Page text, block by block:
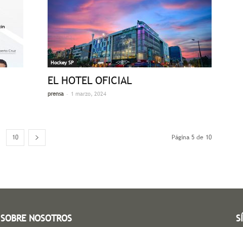
Hockey SP
EL HOTEL OFICIAL
prensa - 1 marzo, 2024
10 Página 5 de 10
SOBRE NOSOTROS